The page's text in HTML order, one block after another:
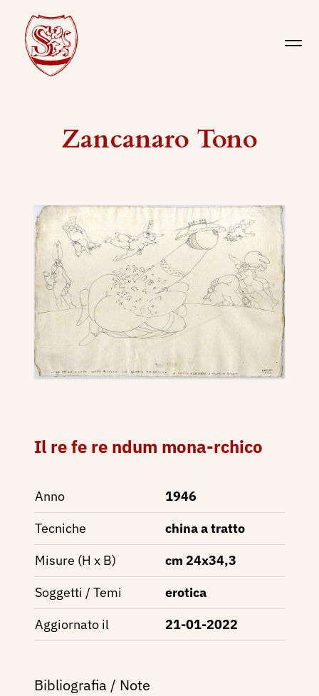
Zancanaro Tono
Il re fe re ndum mona-rchico
Anno
1946
Tecniche
china a tratto
Misure (H x B)
cm 24x34,3
Soggetti / Temi
erotica
Aggiornato il
21-01-2022
Bibliografia / Note